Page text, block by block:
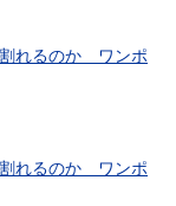
れるのか ワンポ
れるのか ワンポ